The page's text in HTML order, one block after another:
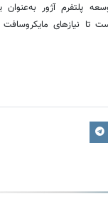
پلتفرمآژور
نیازهای مایکروسافت